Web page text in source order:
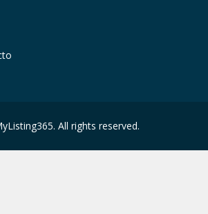
All rights reserved.